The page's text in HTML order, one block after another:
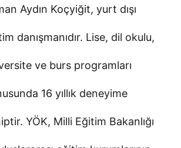
Aydın Koçyiğit, yurt dışı
danışmanıdır. Lise, dil okulu,
ve burs programları
16 yıllık deneyime
YÖK, Milli Eğitim Bakanlığı